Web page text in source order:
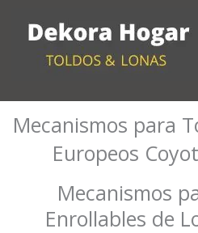
contenido
Mecanismos para
Europeos
Mecanismos
Enrollables de